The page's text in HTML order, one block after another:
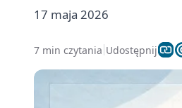
17 maja 2026
7 min czytania Udostępnij